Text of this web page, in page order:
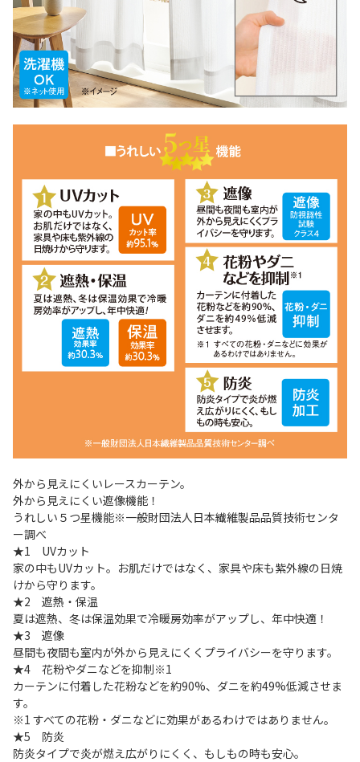
外から見えにくいレースカーテン。
外から見えにくい遮像機能！
うれしい５つ星機能※一般財団法人日本繊維製品品質技術センタ
ー調べ
★1 UVカット
家の中もUVカット。お肌だけではなく、家具や床も紫外線の日焼
けから守ります。
★2 遮熱・保温
夏は遮熱、冬は保温効果で冷暖房効率がアップし、年中快適！
★3 遮像
昼間も夜間も室内が外から見えにくくプライバシーを守ります。
★4 花粉やダニなどを抑制※1
カーテンに付着した花粉などを約90%、ダニを約49%低減させま
す。
※1 すべての花粉・ダニなどに効果があるわけではありません。
★5 防炎
防炎タイプで炎が燃え広がりにくく、もしもの時も安心。